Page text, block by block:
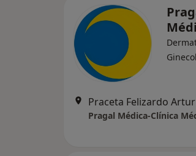
Praceta Felizardo Artur
Pragal Médica-Clínica